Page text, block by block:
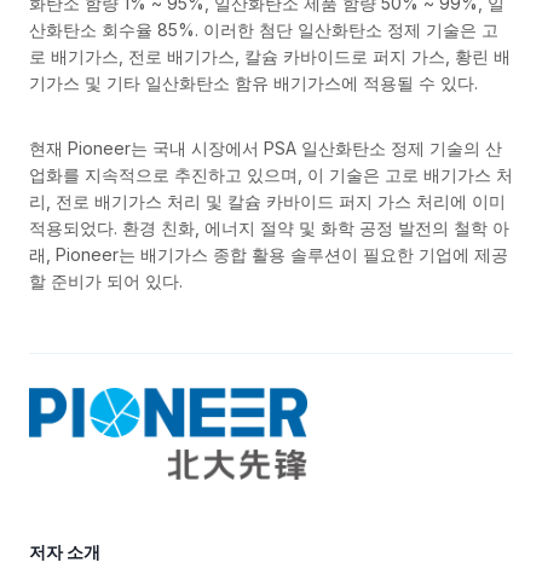
산화탄소 회수율 85%. 이러한 첨단 일산화탄소 정제 기술은 고
로 배기가스, 전로 배기가스, 칼슘 카바이드로 퍼지 가스, 황린 배
기가스 및 기타 일산화탄소 함유 배기가스에 적용될 수 있다.
현재 Pioneer는 국내 시장에서 PSA 일산화탄소 정제 기술의 산
업화를 지속적으로 추진하고 있으며, 이 기술은 고로 배기가스 처
리, 전로 배기가스 처리 및 칼슘 카바이드 퍼지 가스 처리에 이미
적용되었다. 환경 친화, 에너지 절약 및 화학 공정 발전의 철학 아
래, Pioneer는 배기가스 종합 활용 솔루션이 필요한 기업에 제공
할 준비가 되어 있다.
저자 소개